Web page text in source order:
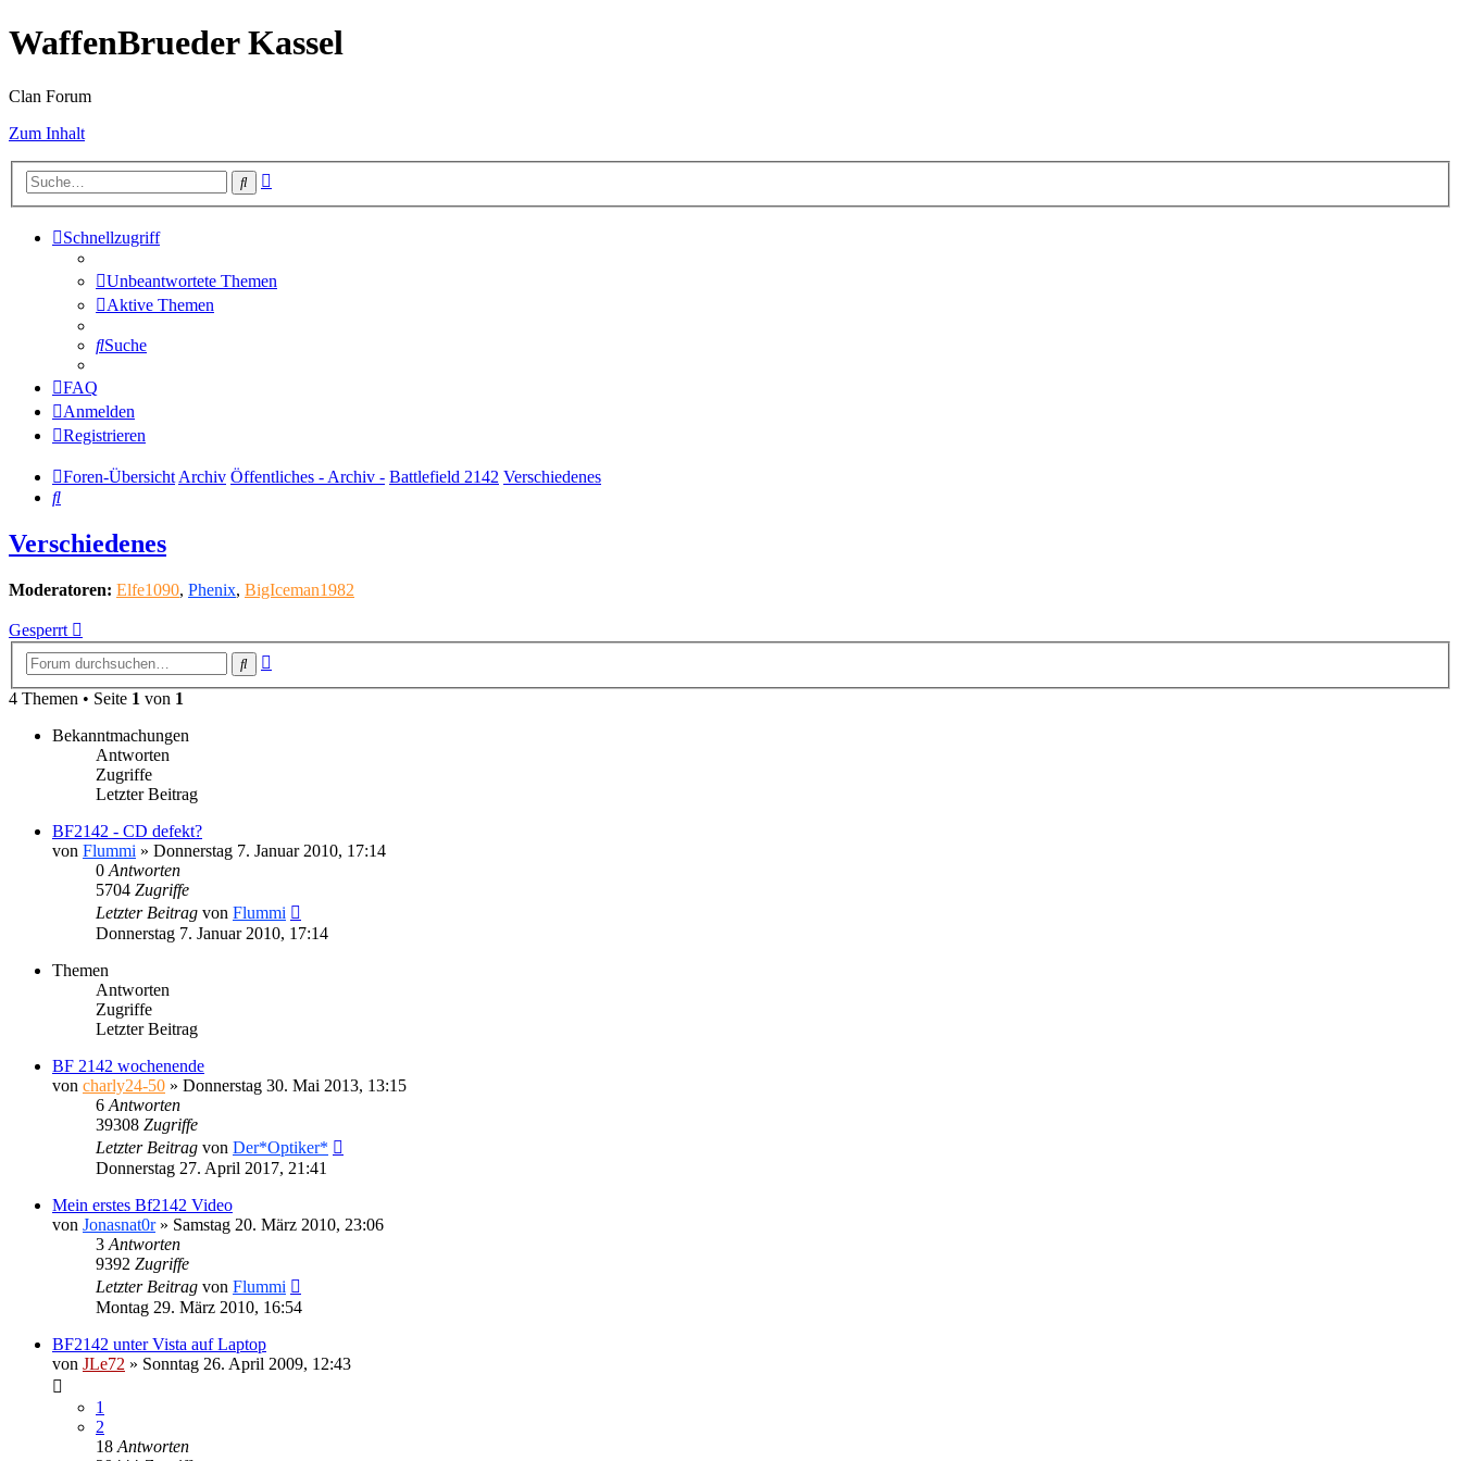
WaffenBrueder Kassel
Clan Forum
Zum Inhalt
Suche
Schnellzugriff
Unbeantwortete Themen
Aktive Themen
Suche
FAQ
Anmelden
Registrieren
Foren-ÜbersichtArchiv Öffentliches - Archiv - Battlefield 2142 Verschiedenes
Suche
Verschiedenes
Moderatoren: Elfe1090, Phenix, BigIceman1982
Gesperrt
Suche
4 Themen • Seite 1 von 1
Bekanntmachungen
Antworten
Zugriffe
Letzter Beitrag
BF2142 - CD defekt?
von Flummi » Donnerstag 7. Januar 2010, 17:14
0 Antworten
5704 Zugriffe
Letzter Beitrag von Flummi
Donnerstag 7. Januar 2010, 17:14
Themen
Antworten
Zugriffe
Letzter Beitrag
BF 2142 wochenende
von charly24-50 » Donnerstag 30. Mai 2013, 13:15
6 Antworten
39308 Zugriffe
Letzter Beitrag von Der*Optiker*
Donnerstag 27. April 2017, 21:41
Mein erstes Bf2142 Video
von Jonasnat0r» Samstag 20. März 2010, 23:06
3 Antworten
9392 Zugriffe
Letzter Beitrag von Flummi
Montag 29. März 2010, 16:54
BF2142 unter Vista auf Laptop
von JLe72 » Sonntag 26. April 2009, 12:43
1
2
18 Antworten